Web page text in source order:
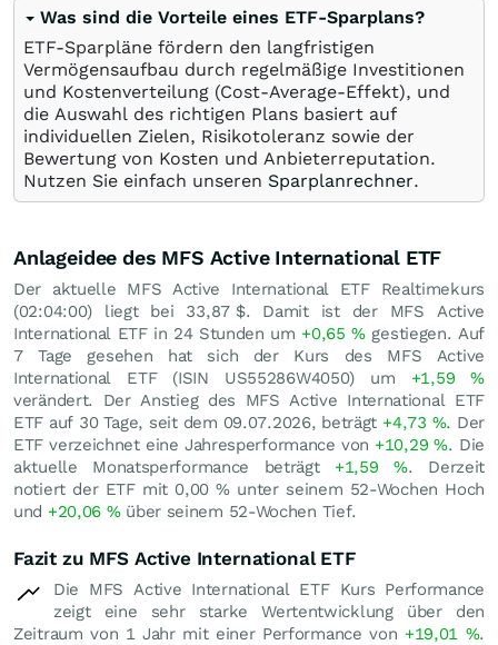
Was sind die Vorteile eines ETF-Sparplans?
ETF-Sparpläne fördern den langfristigen
Vermögensaufbau durch regelmäßige Investitionen
und Kostenverteilung (Cost-Average-Effekt), und
die Auswahl des richtigen Plans basiert auf
individuellen Zielen, Risikotoleranz sowie der
Bewertung von Kosten und Anbieterreputation.
Nutzen Sie einfach unseren Sparplanrechner.
Anlageidee des MFS Active International ETF
Der aktuelle MFS Active International ETF Realtimekurs
(02:04:00) liegt bei 33,87 $. Damit ist der MFS Active
International ETF in 24 Stunden um +0,65%gestiegen. Auf
7 Tage gesehen hat sich der Kurs des MFS Active
International ETF (ISIN US55286W4050) um +1,59%
verändert. Der Anstieg des MFS Active International ETF
ETF auf 30 Tage, seit dem 09.07.2026, beträgt +4,73 %. Der
ETF verzeichnet eine Jahresperformance von +10,29%. Die
aktuelle Monatsperformance beträgt +1,59%. Derzeit
notiert der ETF mit 0,00% unter seinem 52-Wochen Hoch
und +20,06 %über seinem 52-Wochen Tief.
Fazit zu MFS Active International ETF
Die MFS Active International ETF Kurs Performance
zeigt eine sehr starke Wertentwicklung über den
Zeitraum von 1 Jahr mit einer Performance von +19,01 %.